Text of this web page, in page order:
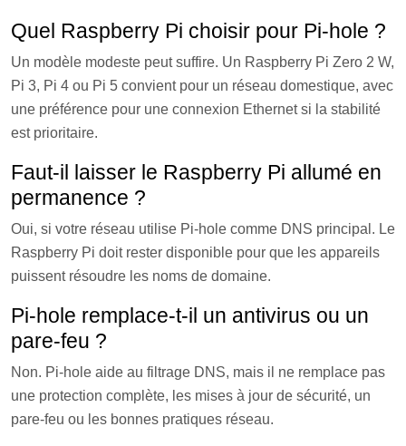
Quel Raspberry Pi choisir pour Pi-hole ?
Un modèle modeste peut suffire. Un Raspberry Pi Zero 2 W,
Pi 3, Pi 4 ou Pi 5 convient pour un réseau domestique, avec
une préférence pour une connexion Ethernet si la stabilité
est prioritaire.
Faut-il laisser le Raspberry Pi allumé en
permanence ?
Oui, si votre réseau utilise Pi-hole comme DNS principal. Le
Raspberry Pi doit rester disponible pour que les appareils
puissent résoudre les noms de domaine.
Pi-hole remplace-t-il un antivirus ou un
pare-feu ?
Non. Pi-hole aide au filtrage DNS, mais il ne remplace pas
une protection complète, les mises à jour de sécurité, un
pare-feu ou les bonnes pratiques réseau.